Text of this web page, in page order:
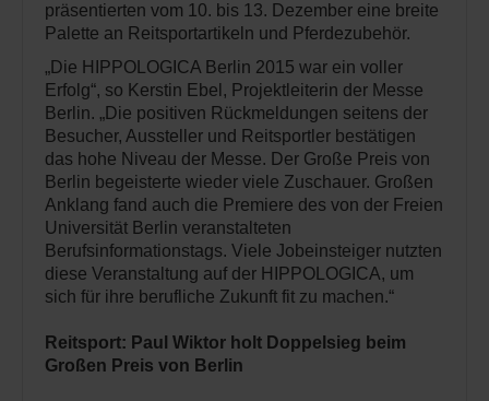
präsentierten vom 10. bis 13. Dezember eine breite
Palette an Reitsportartikeln und Pferdezubehör.
„Die HIPPOLOGICA Berlin 2015 war ein voller
Erfolg“, so Kerstin Ebel, Projektleiterin der Messe
Berlin. „Die positiven Rückmeldungen seitens der
Besucher, Aussteller und Reitsportler bestätigen
das hohe Niveau der Messe. Der Große Preis von
Berlin begeisterte wieder viele Zuschauer. Großen
Anklang fand auch die Premiere des von der Freien
Universität Berlin veranstalteten
Berufsinformationstags. Viele Jobeinsteiger nutzten
diese Veranstaltung auf der HIPPOLOGICA, um
sich für ihre berufliche Zukunft fit zu machen.“
Reitsport: Paul Wiktor holt Doppelsieg beim
Großen Preis von Berlin